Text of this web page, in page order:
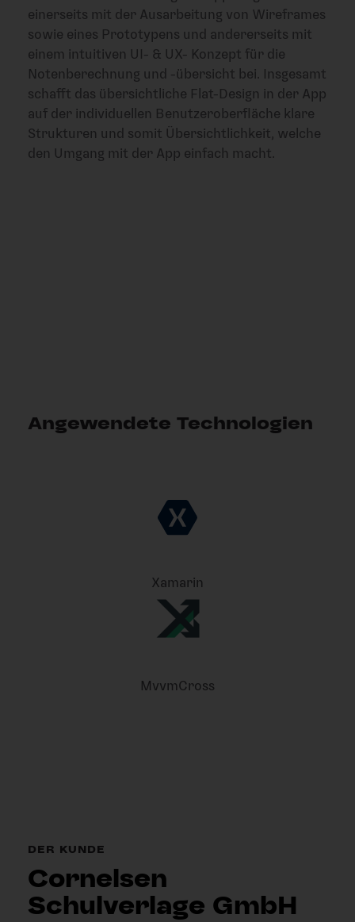
einerseits mit der Ausarbeitung von Wireframes
sowie eines Prototypens und andererseits mit
einem intuitiven UI- & UX- Konzept für die
Notenberechnung und -übersicht bei. Insgesamt
schafft das übersichtliche Flat-Design in der App
auf der individuellen Benutzeroberfläche klare
Strukturen und somit Übersichtlichkeit, welche
den Umgang mit der App einfach macht.
Angewendete Technologien
Xamarin
MvvmCross
DER KUNDE
Cornelsen
Schulverlage GmbH